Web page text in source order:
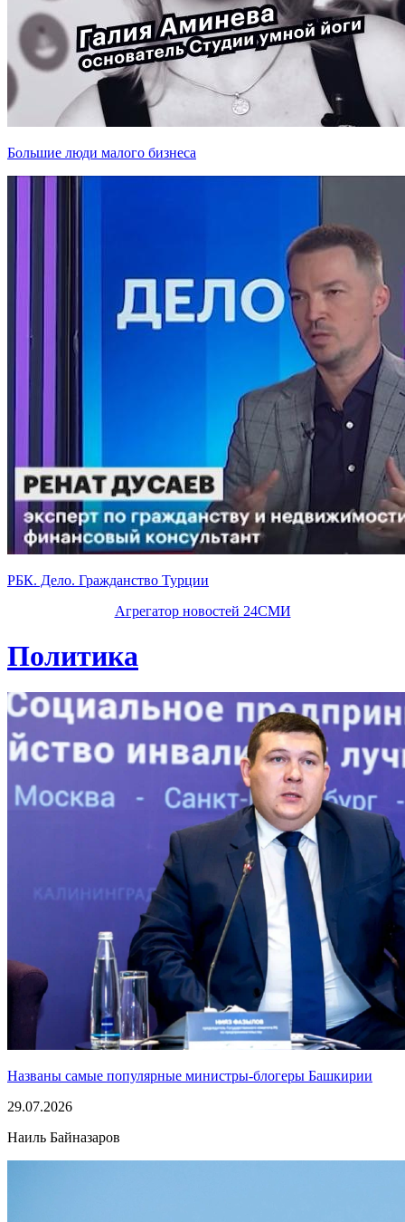
Большие люди малого бизнеса
РБК. Дело. Гражданство Турции
Агрегатор новостей 24СМИ
Политика
Названы самые популярные министры-блогеры Башкирии
29.07.2026
Наиль Байназаров